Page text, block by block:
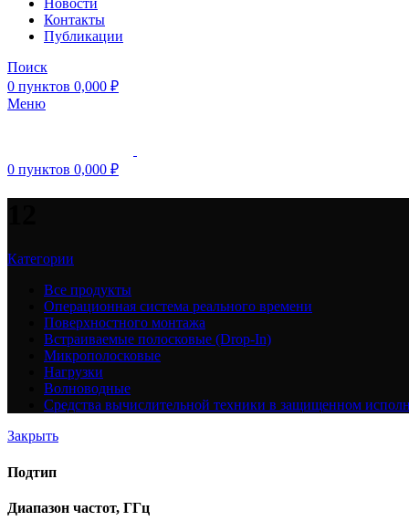
Новости
Контакты
Публикации
Поиск
0 пунктов 0,000 ₽
Меню
0 пунктов 0,000 ₽
Категории
Все продукты
Операционная система реального времени
Поверхностного монтажа
Встраиваемые полосковые (Drop-In)
Микрополосковые
Нагрузки
Волноводные
Средства вычислительной техники в защищенном
Закрыть
Подтип
Диапазон частот, ГГц